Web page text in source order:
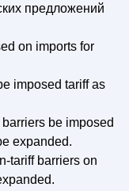
предложений
on imports for
imposed tariff as
be imposed
expanded.
tariff barriers on